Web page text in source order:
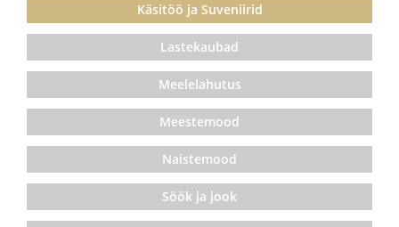
Käsitöö ja Suveniirid
Lastekaubad
Meelelahutus
Meestemood
Naistemood
Söök ja jook